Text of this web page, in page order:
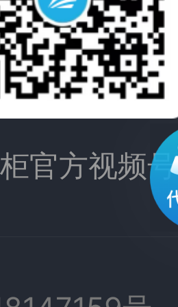
官方视频号